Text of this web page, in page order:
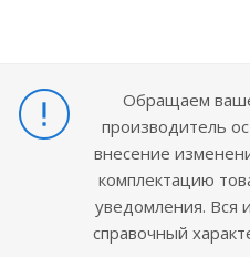
Обращаем
производитель
внесение
комплектацию
уведомления. Вся
справочный